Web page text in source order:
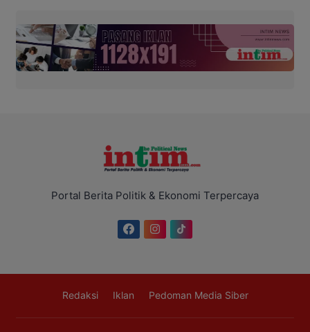
Portal Berita Politik & Ekonomi Terpercaya
Redaksi Iklan Pedoman Media Siber